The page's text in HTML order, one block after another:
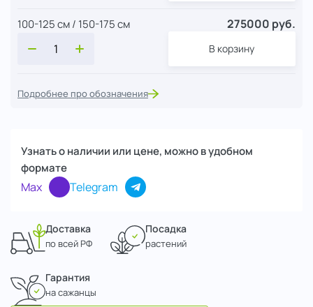
100-125 см / 150-175 см 275000 руб.
В корзину
Подробнее про обозначения
Узнать о наличии или цене, можно в удобном
формате
Max Telegram
Доставка
по всей РФ
Посадка
растений
Гарантия
на сажанцы